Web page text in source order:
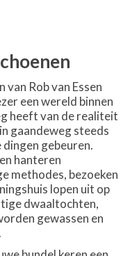
van Rob van Essen
een wereld binnen
heeft van de realiteit
gaandeweg steeds
gebeuren.
hanteren
methodes, bezoeken
lopen uit op
dwaaltochten,
gewassen en